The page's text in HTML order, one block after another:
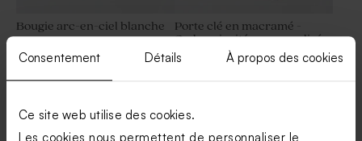
Consentement Détails À propos des cookies
Ce site web utilise des cookies.
Les cookies nous permettent de personnaliser le
Bougie arc-en-ciel blanche
Porte clé en macramé -
Cadeau invité personnalisé